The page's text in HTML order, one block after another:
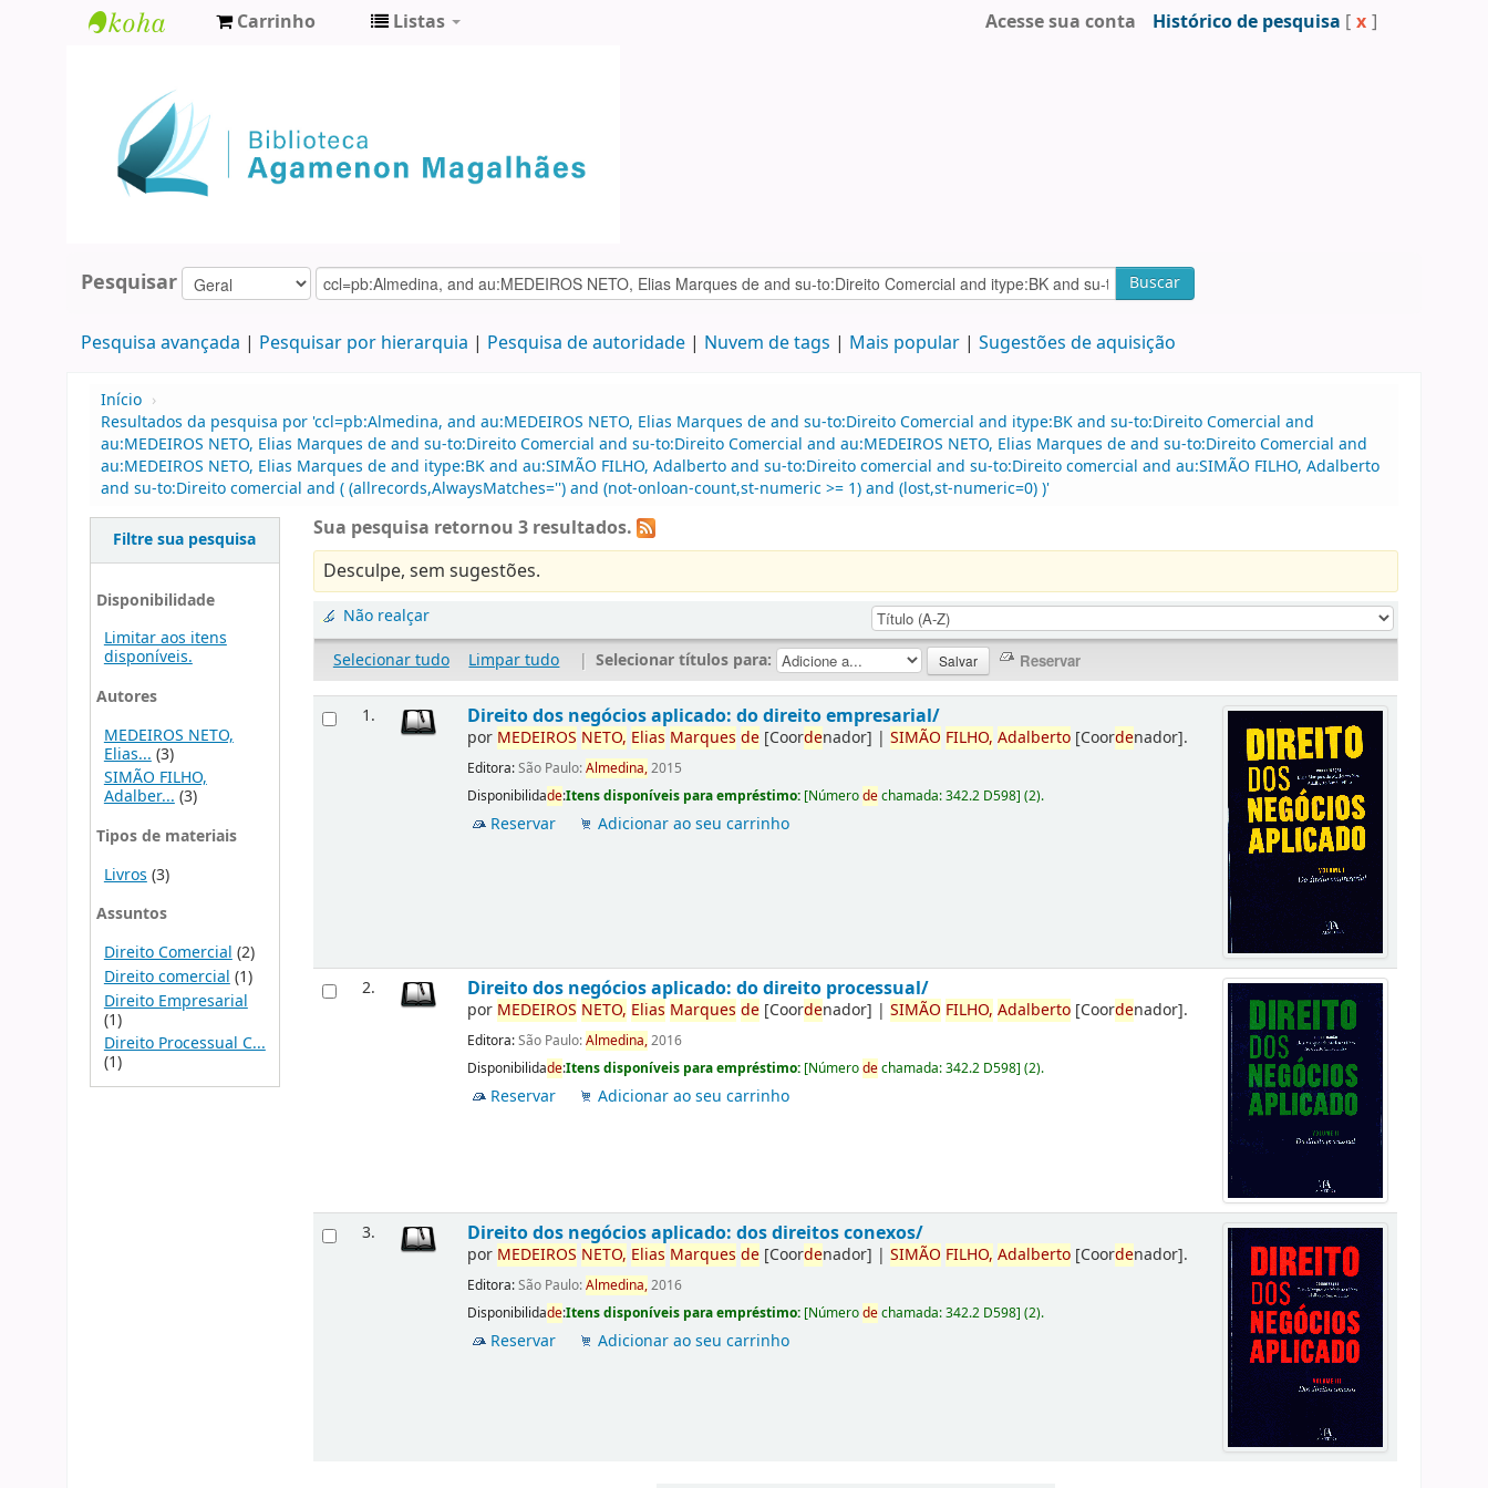
Agamenon
Magalhães
Carrinho Listas Acesse sua conta Histórico de pesquisa [ x ]
Pesquisar Buscar
Pesquisa avançada Pesquisar por hierarquia Pesquisa de autoridade Nuvem de tags Mais popular Sugestões de aquisição
Início ›
Resultados da pesquisa por 'ccl=pb:Almedina, and au:MEDEIROS NETO, Elias Marques de and su-to:Direito Comercial and itype:BK and su-to:Direito Comercial and
au:MEDEIROS NETO, Elias Marques de and su-to:Direito Comercial and su-to:Direito Comercial and au:MEDEIROS NETO, Elias Marques de and su-to:Direito Comercial and
au:MEDEIROS NETO, Elias Marques de and itype:BK and au:SIMÃO FILHO, Adalberto and su-to:Direito comercial and su-to:Direito comercial and au:SIMÃO FILHO, Adalberto
and su-to:Direito comercial and ( (allrecords,AlwaysMatches='') and (not-onloan-count,st-numeric >= 1) and (lost,st-numeric=0) )'
Filtre sua pesquisa
Disponibilidade
Limitar aos itens
disponíveis.
Autores
MEDEIROS NETO,
Elias... (3)
SIMÃO FILHO,
Adalber...(3)
Tipos de materiais
Livros (3)
Assuntos
Direito Comercial (2)
Direito comercial (1)
Direito Empresarial
(1)
Direito Processual C...
(1)
Sua pesquisa retornou 3 resultados.
Desculpe, sem sugestões.
Não realçar
Selecionar tudo
Limpar tudo | Selecionar títulos para:
1. Direito dos negócios aplicado: do direito empresarial/
por MEDEIROS NETO, Elias Marques de [Coordenador] |SIMÃO FILHO, Adalberto [Coordenador].
Editora:São Paulo:Almedina,2015
Disponibilidade:Itens disponíveis para empréstimo: [Númerodechamada:342.2 D598](2).
Reservar Adicionar ao seu carrinho
2. Direito dos negócios aplicado: do direito processual/
por MEDEIROS NETO, Elias Marques de [Coordenador] |SIMÃO FILHO, Adalberto [Coordenador].
Editora:São Paulo:Almedina,2016
Disponibilidade:Itens disponíveis para empréstimo: [Númerodechamada:342.2 D598](2).
Reservar Adicionar ao seu carrinho
3. Direito dos negócios aplicado: dos direitos conexos/
por MEDEIROS NETO, Elias Marques de [Coordenador] |SIMÃO FILHO, Adalberto [Coordenador].
Editora:São Paulo:Almedina,2016
Disponibilidade:Itens disponíveis para empréstimo: [Númerodechamada:342.2 D598](2).
Reservar Adicionar ao seu carrinho